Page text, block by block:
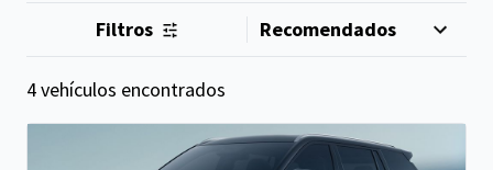
Filtros
4 vehículos encontrados